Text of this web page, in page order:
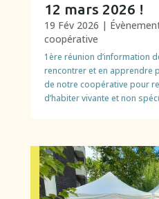
12 mars 2026 !
19 Fév 2026 |
coopérative
1ère réunion d’information
rencontrer et en apprendre
de notre coopérative pour
d’habiter vivante et non